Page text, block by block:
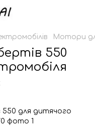
Мотори
550